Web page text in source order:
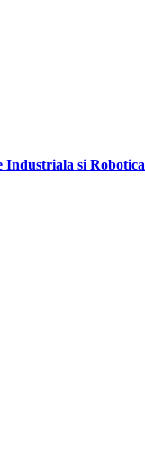
Industriala si Robotica